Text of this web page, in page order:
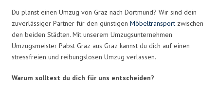
Du planst einen Umzug von Graz nach Dortmund? Wir sind dein
zuverlässiger Partner für den günstigen Möbeltransport zwischen
den beiden Städten. Mit unserem Umzugsunternehmen
Umzugsmeister Pabst Graz aus Graz kannst du dich auf einen
stressfreien und reibungslosen Umzug verlassen.
Warum solltest du dich für uns entscheiden?